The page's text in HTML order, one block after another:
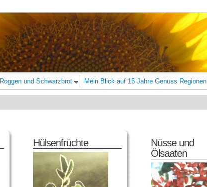
Roggen und Schwarzbrot Mein Blick auf 15 Jahre Genuss Regionen
Hülsenfrüchte
Nüsse und
Ölsaaten